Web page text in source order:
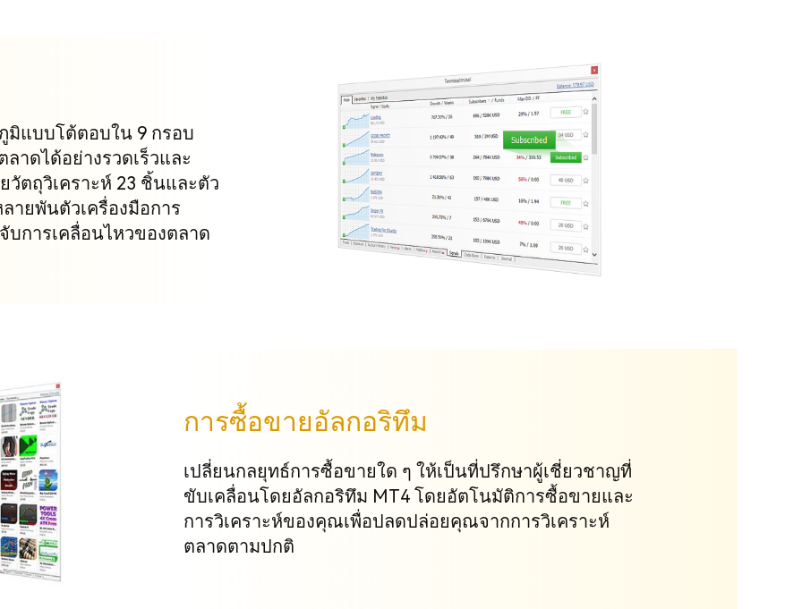
มิแบบโต้ตอบใน 9 กรอบ
าดได้อย่างรวดเร็วและ
ตถุวิเคราะห์ 23 ชิ้นและตัว
ายพันตัวเครื่องมือการ
บการเคลื่อนไหวของตลาด
การซื้อขายอัลกอริทึม
เปลี่ยนกลยุทธ์การซื้อขายใด ๆ ให้เป็นที่ปรึกษาผู้เชี่ยวชาญที่
ขับเคลื่อนโดยอัลกอริทึม MT4 โดยอัตโนมัติการซื้อขายและ
การวิเคราะห์ของคุณเพื่อปลดปล่อยคุณจากการวิเคราะห์
ตลาดตามปกติ